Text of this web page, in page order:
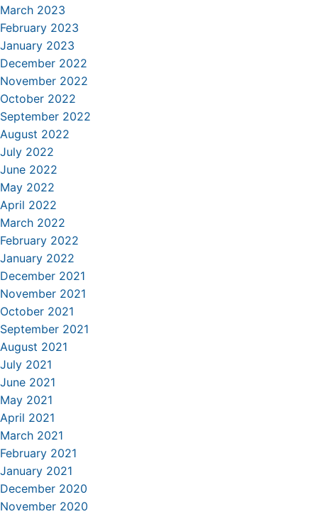
March 2023
February 2023
January 2023
December 2022
November 2022
October 2022
September 2022
August 2022
July 2022
June 2022
May 2022
April 2022
March 2022
February 2022
January 2022
December 2021
November 2021
October 2021
September 2021
August 2021
July 2021
June 2021
May 2021
April 2021
March 2021
February 2021
January 2021
December 2020
November 2020